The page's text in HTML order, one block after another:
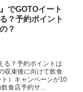
でGOTOイート
？予約ポイント
？
る？予約ポイントは
収束後に向けて飲食
）キャンペーンが10
食店予約サ...